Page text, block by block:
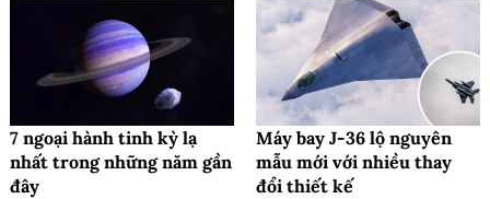
7 ngoại hành tinh kỳ lạ
nhất trong những năm gần
đây
Máy bay J-36 lộ nguyên
mẫu mới với nhiều thay
đổi thiết kế